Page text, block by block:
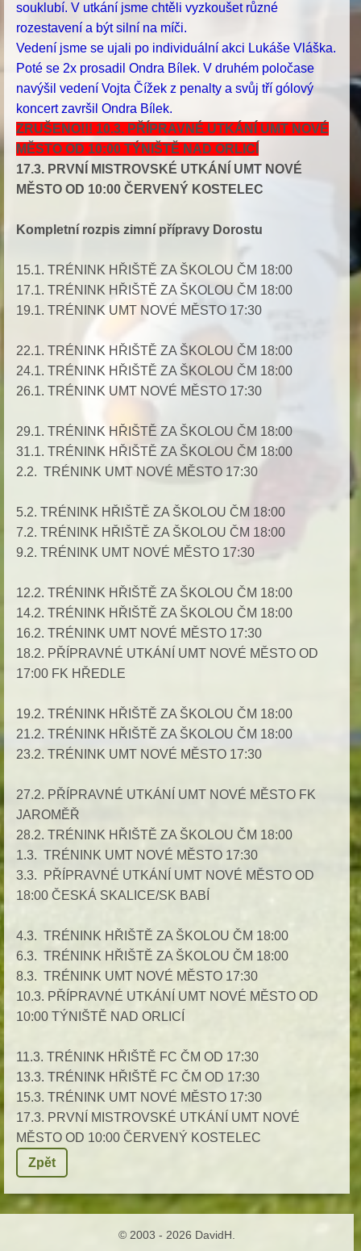
souklubí. V utkání jsme chtěli vyzkoušet různé
rozestavení a být silní na míči.
Vedení jsme se ujali po individuální akci Lukáše Vláška.
Poté se 2x prosadil Ondra Bílek. V druhém poločase
navýšil vedení Vojta Čížek z penalty a svůj tří gólový
koncert završil Ondra Bílek.
ZRUŠENO!!! 10.3. PŘÍPRAVNÉ UTKÁNÍ UMT NOVÉ
MĚSTO OD 10:00 TÝNIŠTĚ NAD ORLICÍ
17.3. PRVNÍ MISTROVSKÉ UTKÁNÍ UMT NOVÉ
MĚSTO OD 10:00 ČERVENÝ KOSTELEC
Kompletní rozpis zimní přípravy Dorostu
15.1. TRÉNINK HŘIŠTĚ ZA ŠKOLOU ČM 18:00
17.1. TRÉNINK HŘIŠTĚ ZA ŠKOLOU ČM 18:00
19.1. TRÉNINK UMT NOVÉ MĚSTO 17:30
22.1. TRÉNINK HŘIŠTĚ ZA ŠKOLOU ČM 18:00
24.1. TRÉNINK HŘIŠTĚ ZA ŠKOLOU ČM 18:00
26.1. TRÉNINK UMT NOVÉ MĚSTO 17:30
29.1. TRÉNINK HŘIŠTĚ ZA ŠKOLOU ČM 18:00
31.1. TRÉNINK HŘIŠTĚ ZA ŠKOLOU ČM 18:00
2.2. TRÉNINK UMT NOVÉ MĚSTO 17:30
5.2. TRÉNINK HŘIŠTĚ ZA ŠKOLOU ČM 18:00
7.2. TRÉNINK HŘIŠTĚ ZA ŠKOLOU ČM 18:00
9.2. TRÉNINK UMT NOVÉ MĚSTO 17:30
12.2. TRÉNINK HŘIŠTĚ ZA ŠKOLOU ČM 18:00
14.2. TRÉNINK HŘIŠTĚ ZA ŠKOLOU ČM 18:00
16.2. TRÉNINK UMT NOVÉ MĚSTO 17:30
18.2. PŘÍPRAVNÉ UTKÁNÍ UMT NOVÉ MĚSTO OD
17:00 FK HŘEDLE
19.2. TRÉNINK HŘIŠTĚ ZA ŠKOLOU ČM 18:00
21.2. TRÉNINK HŘIŠTĚ ZA ŠKOLOU ČM 18:00
23.2. TRÉNINK UMT NOVÉ MĚSTO 17:30
27.2. PŘÍPRAVNÉ UTKÁNÍ UMT NOVÉ MĚSTO FK
JAROMĚŘ
28.2. TRÉNINK HŘIŠTĚ ZA ŠKOLOU ČM 18:00
1.3. TRÉNINK UMT NOVÉ MĚSTO 17:30
3.3. PŘÍPRAVNÉ UTKÁNÍ UMT NOVÉ MĚSTO OD
18:00 ČESKÁ SKALICE/SK BABÍ
4.3. TRÉNINK HŘIŠTĚ ZA ŠKOLOU ČM 18:00
6.3. TRÉNINK HŘIŠTĚ ZA ŠKOLOU ČM 18:00
8.3. TRÉNINK UMT NOVÉ MĚSTO 17:30
10.3. PŘÍPRAVNÉ UTKÁNÍ UMT NOVÉ MĚSTO OD
10:00 TÝNIŠTĚ NAD ORLICÍ
11.3. TRÉNINK HŘIŠTĚ FC ČM OD 17:30
13.3. TRÉNINK HŘIŠTĚ FC ČM OD 17:30
15.3. TRÉNINK UMT NOVÉ MĚSTO 17:30
17.3. PRVNÍ MISTROVSKÉ UTKÁNÍ UMT NOVÉ
MĚSTO OD 10:00 ČERVENÝ KOSTELEC
Zpět
© 2003 - 2026 DavidH.